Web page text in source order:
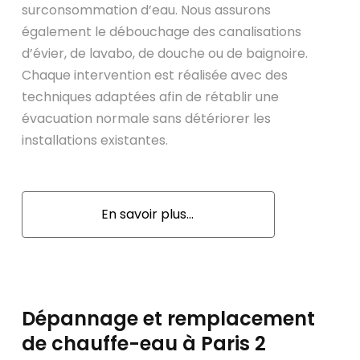
surconsommation d’eau. Nous assurons
également le débouchage des canalisations
d’évier, de lavabo, de douche ou de baignoire.
Chaque intervention est réalisée avec des
techniques adaptées afin de rétablir une
évacuation normale sans détériorer les
installations existantes.
En savoir plus...
Dépannage et remplacement
de chauffe-eau à Paris 2